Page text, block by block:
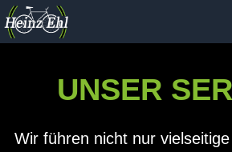
UNSER
Wir führen nicht nur